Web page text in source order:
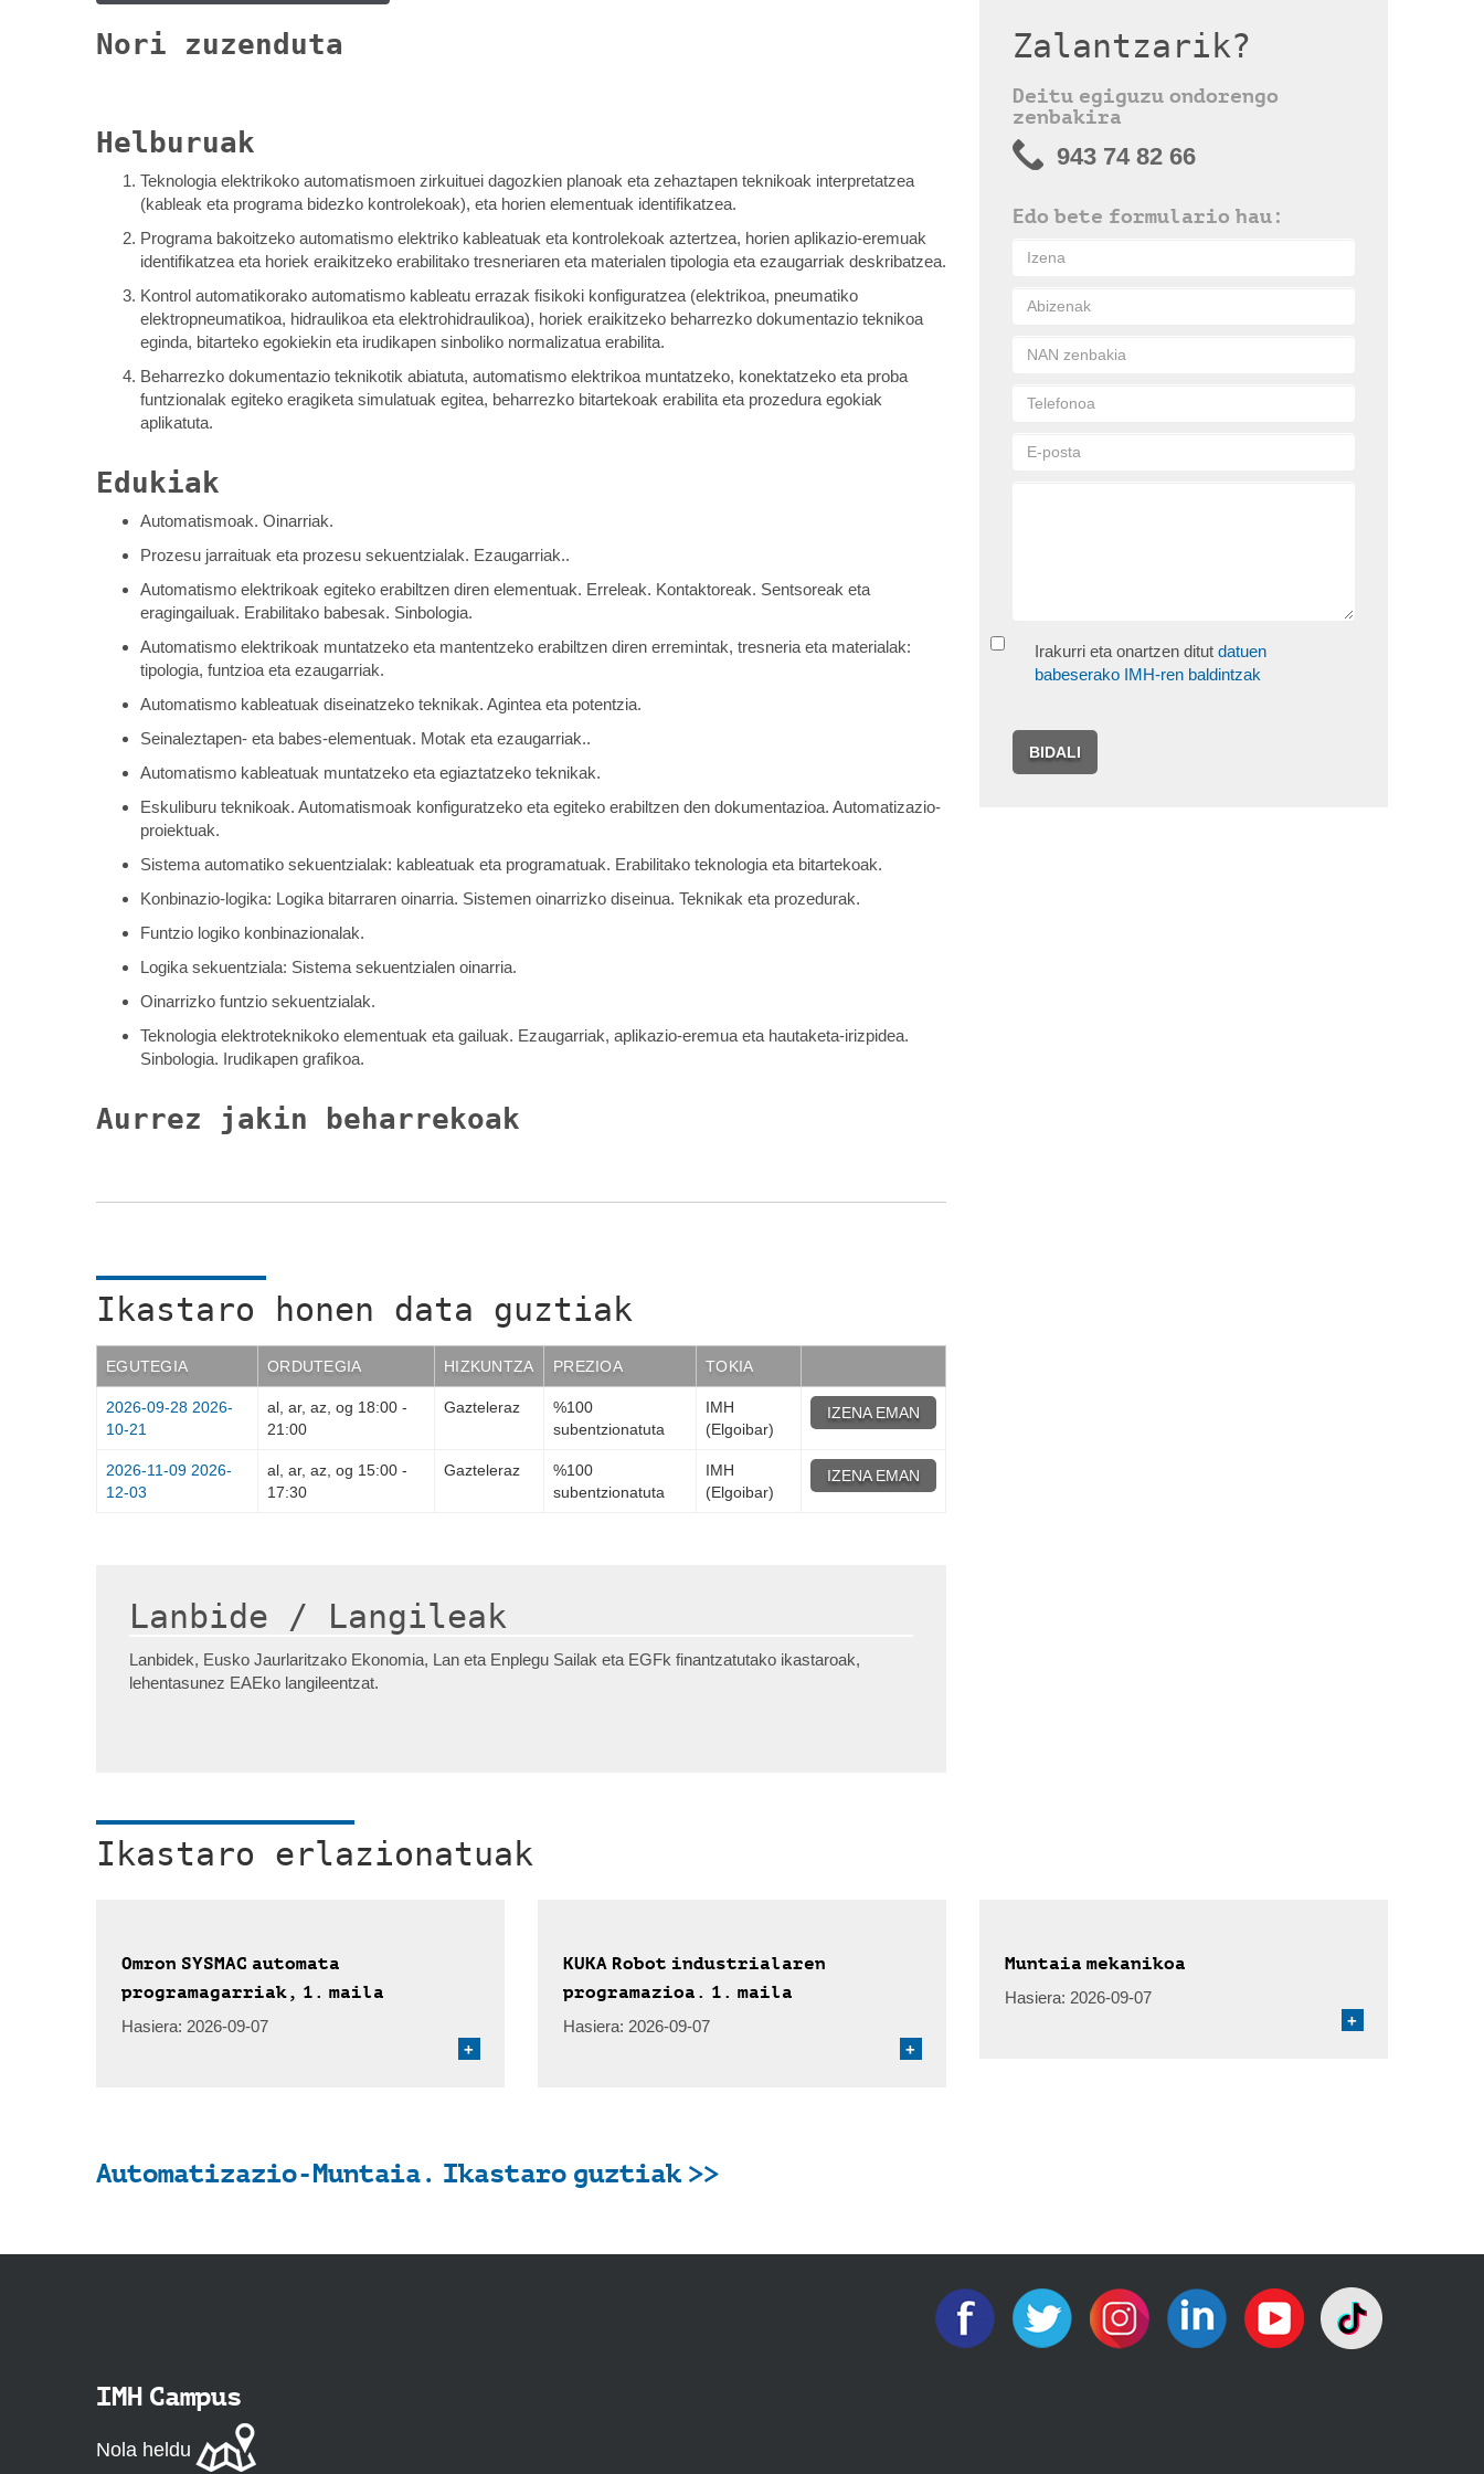
Nori zuzenduta
Helburuak
Teknologia elektrikoko automatismoen zirkuituei dagozkien planoak eta zehaztapen teknikoak interpretatzea
(kableak eta programa bidezko kontrolekoak), eta horien elementuak identifikatzea.
Programa bakoitzeko automatismo elektriko kableatuak eta kontrolekoak aztertzea, horien aplikazio-eremuak
identifikatzea eta horiek eraikitzeko erabilitako tresneriaren eta materialen tipologia eta ezaugarriak deskribatzea.
Kontrol automatikorako automatismo kableatu errazak fisikoki konfiguratzea (elektrikoa, pneumatiko
elektropneumatikoa, hidraulikoa eta elektrohidraulikoa), horiek eraikitzeko beharrezko dokumentazio teknikoa
eginda, bitarteko egokiekin eta irudikapen sinboliko normalizatua erabilita.
Beharrezko dokumentazio teknikotik abiatuta, automatismo elektrikoa muntatzeko, konektatzeko eta proba
funtzionalak egiteko eragiketa simulatuak egitea, beharrezko bitartekoak erabilita eta prozedura egokiak
aplikatuta.
Edukiak
Automatismoak. Oinarriak.
Prozesu jarraituak eta prozesu sekuentzialak. Ezaugarriak..
Automatismo elektrikoak egiteko erabiltzen diren elementuak. Erreleak. Kontaktoreak. Sentsoreak eta
eragingailuak. Erabilitako babesak. Sinbologia.
Automatismo elektrikoak muntatzeko eta mantentzeko erabiltzen diren erremintak, tresneria eta materialak:
tipologia, funtzioa eta ezaugarriak.
Automatismo kableatuak diseinatzeko teknikak. Agintea eta potentzia.
Seinaleztapen- eta babes-elementuak. Motak eta ezaugarriak..
Automatismo kableatuak muntatzeko eta egiaztatzeko teknikak.
Eskuliburu teknikoak. Automatismoak konfiguratzeko eta egiteko erabiltzen den dokumentazioa. Automatizazio-
proiektuak.
Sistema automatiko sekuentzialak: kableatuak eta programatuak. Erabilitako teknologia eta bitartekoak.
Konbinazio-logika: Logika bitarraren oinarria. Sistemen oinarrizko diseinua. Teknikak eta prozedurak.
Funtzio logiko konbinazionalak.
Logika sekuentziala: Sistema sekuentzialen oinarria.
Oinarrizko funtzio sekuentzialak.
Teknologia elektroteknikoko elementuak eta gailuak. Ezaugarriak, aplikazio-eremua eta hautaketa-irizpidea.
Sinbologia. Irudikapen grafikoa.
Aurrez jakin beharrekoak
Ikastaro honen data guztiak
EGUTEGIA ORDUTEGIA HIZKUNTZA PREZIOA TOKIA
2026-09-28 2026-
10-21
al, ar, az, og 18:00 -
21:00
Gazteleraz
%100
subentzionatuta
IMH
(Elgoibar)
IZENA EMAN
2026-11-09 2026-
12-03
al, ar, az, og 15:00 -
17:30
Gazteleraz
%100
subentzionatuta
IMH
(Elgoibar)
IZENA EMAN
Lanbide / Langileak
Lanbidek, Eusko Jaurlaritzako Ekonomia, Lan eta Enplegu Sailak eta EGFk finantzatutako ikastaroak,
lehentasunez EAEko langileentzat.
Zalantzarik?
Deitu egiguzu ondorengo
zenbakira
943 74 82 66
Edo bete formulario hau:
Irakurri eta onartzen ditut datuen
babeserako IMH-ren baldintzak
BIDALI
Ikastaro erlazionatuak
Omron SYSMAC automata
programagarriak, 1. maila
Hasiera: 2026-09-07
+
KUKA Robot industrialaren
programazioa. 1. maila
Hasiera: 2026-09-07
+
Muntaia mekanikoa
Hasiera: 2026-09-07
+
Automatizazio-Muntaia. Ikastaro guztiak >>
IMH Campus
Nola heldu